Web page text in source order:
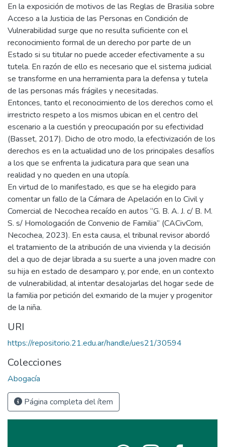
En la exposición de motivos de las Reglas de Brasilia sobre
Acceso a la Justicia de las Personas en Condición de
Vulnerabilidad surge que no resulta suficiente con el
reconocimiento formal de un derecho por parte de un
Estado si su titular no puede acceder efectivamente a su
tutela. En razón de ello es necesario que el sistema judicial
se transforme en una herramienta para la defensa y tutela
de las personas más frágiles y necesitadas.
Entonces, tanto el reconocimiento de los derechos como el
irrestricto respeto a los mismos ubican en el centro del
escenario a la cuestión y preocupación por su efectividad
(Basset, 2017). Dicho de otro modo, la efectivización de los
derechos es en la actualidad uno de los principales desafíos
a los que se enfrenta la judicatura para que sean una
realidad y no queden en una utopía.
En virtud de lo manifestado, es que se ha elegido para
comentar un fallo de la Cámara de Apelación en lo Civil y
Comercial de Necochea recaído en autos “G. B. A. J. c/ B. M.
S. s/ Homologación de Convenio de Familia” (CACivCom,
Necochea, 2023). En esta causa, el tribunal revisor abordó
el tratamiento de la atribución de una vivienda y la decisión
del a quo de dejar librada a su suerte a una joven madre con
su hija en estado de desamparo y, por ende, en un contexto
de vulnerabilidad, al intentar desalojarlas del hogar sede de
la familia por petición del exmarido de la mujer y progenitor
de la niña.
URI
https://repositorio.21.edu.ar/handle/ues21/30594
Colecciones
Abogacía
Página completa del ítem